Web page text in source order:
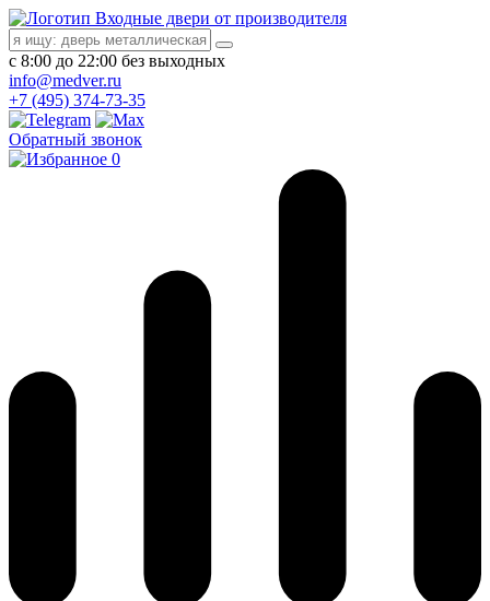
Входные двери от производителя
с 8:00 до 22:00 без выходных
info@medver.ru
+7 (495) 374-73-35
Обратный звонок
0